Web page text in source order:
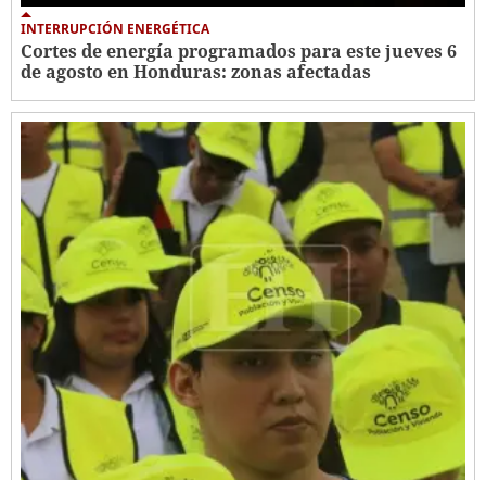
INTERRUPCIÓN ENERGÉTICA
Cortes de energía programados para este jueves 6
de agosto en Honduras: zonas afectadas